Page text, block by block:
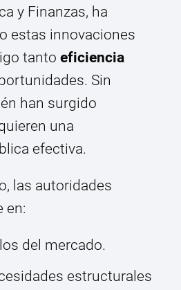
y Finanzas, ha
estas innovaciones
tanto eficiencia
Sin
han surgido
una
efectiva.
las autoridades
en:
del mercado.
estructurales